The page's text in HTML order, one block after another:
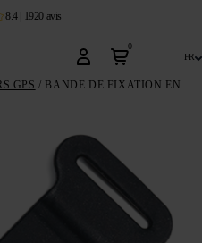
8.4| 1920 avis
0
fr
GPS / BANDE DE FIXATION EN